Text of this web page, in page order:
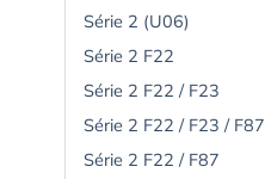
Série 2 (U06)
Série 2 F22
Série 2 F22 / F23
Série 2 F22 / F23 / F87
Série 2 F22 / F87